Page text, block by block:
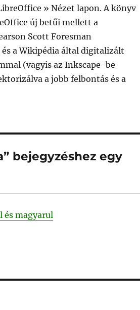
» Nézet lapon. A könyv
új betűi mellett a
Scott Foresman
a Wikipédia által digitalizált
(vagyis az Inkscape-be
a jobb felbontás és a
bejegyzéshez egy
és magyarul